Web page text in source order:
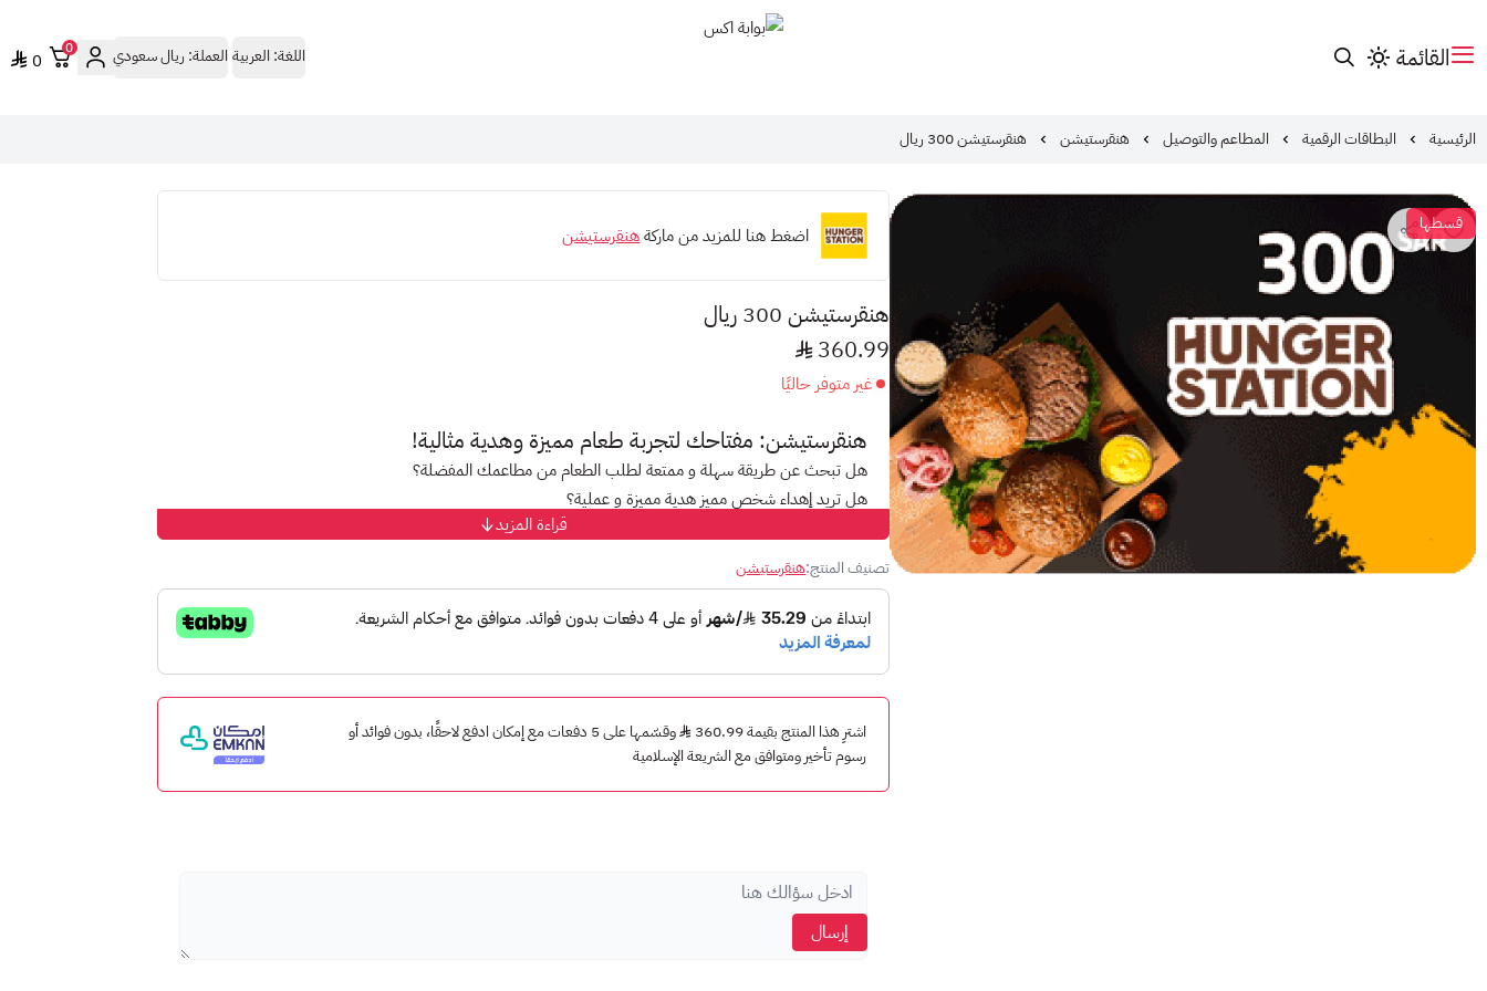
القائمة اللغة: العربية العملة:ريال سعودي 0
0
الرئيسية البطاقات الرقمية المطاعم والتوصيل هنقرستيشن هنقرستيشن 300 ريال
قسطها
اضغط هنا للمزيد من ماركةهنقرستيشن
هنقرستيشن 300 ريال
360.99
غير متوفر حاليًا
هنقرستيشن: مفتاحك لتجربة طعام مميزة وهدية مثالية!
هل تبحث عن طريقة سهلة و ممتعة لطلب الطعام من مطاعمك المفضلة؟
هل تريد إهداء شخص مميز هدية مميزة و عملية؟
مع هنقرستيشن،
استمتع بتجربة طلب طعام سهلة وسريعة:اختر من بين مجموعة واسعة من المطاعم العالمية والمحلية، اطلب
ما تشتهيه، واستلمه بسهولة على عتبة دارك.
دلل نفسك بوجبة لذيذة من مطعمك المفضل:سواء كنت تبحث عن وجبة سريعة أو عشاء فاخر،
هنقرستيشن لديه ما يناسب جميع الأذواق والميزانيات.
فاجئ أصدقائك وعائلتك بهدية مميزة:بطاقة هدايا هنقرستيشن هي الهدية المثالية لأي شخص يحب الطعام.
اشحن محفظتك واستمتع براحة البال:
مع هنقرستيشن، لا داعي للقلق بشأن حمل النقود أو بطاقات
الائتمان.
طريقة شحن بطاقة هنقرستيشن:
2- أذهب إلى كوبوناتي.
قراءة المزيد
تصنيف المنتج:هنقرستيشن
اشترِ هذا المنتج بقيمة 360.99
وقسّمها على 5 دفعات مع إمكان ادفع لاحقًا، بدون فوائد أو
رسوم تأخير ومتوافق مع الشريعة الإسلامية
إرسال